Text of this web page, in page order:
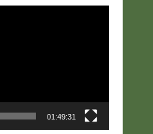
01:49:31